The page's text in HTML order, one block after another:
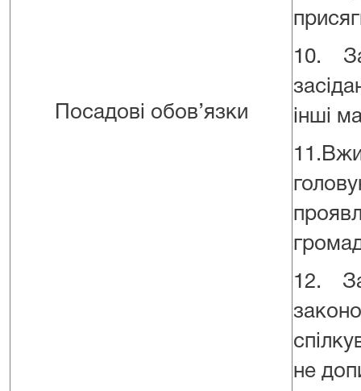
Посадові обов’язки
10.
інші
12.
не